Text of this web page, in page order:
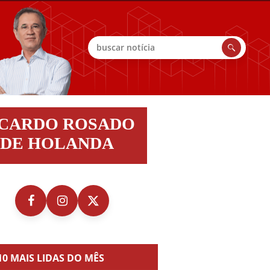
Buscar
ROSADO
DE HOLANDA
MAIS LIDAS DO MÊS